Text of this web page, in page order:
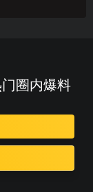
圈内爆料